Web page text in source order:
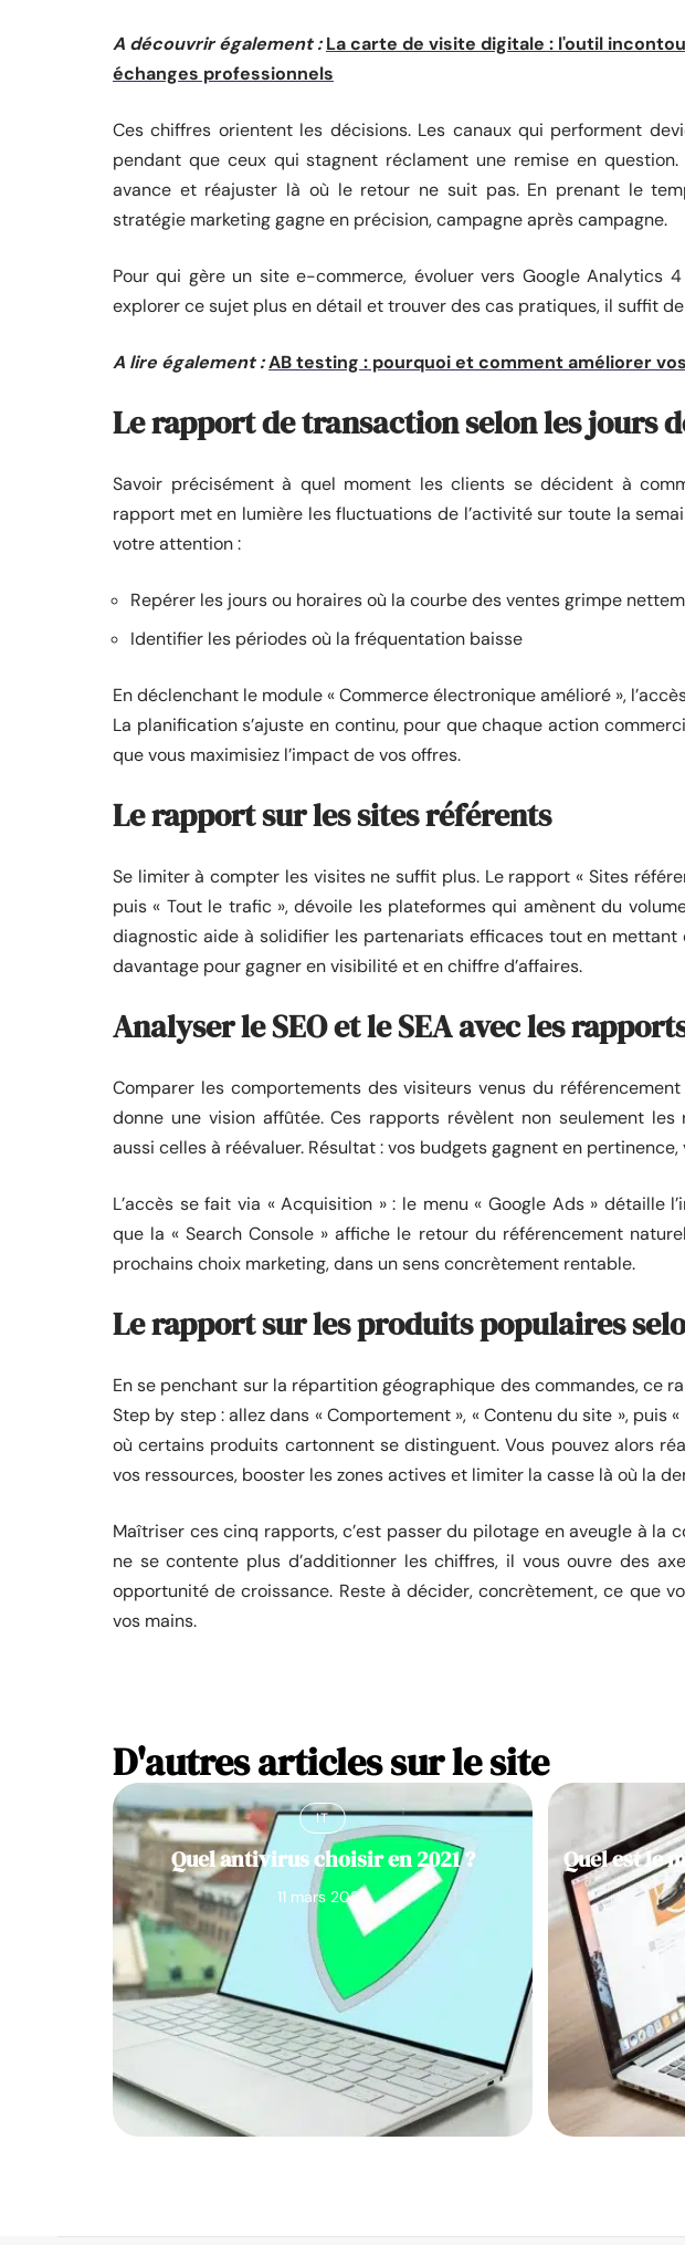
A découvrir également : La carte de visite digitale : l'outil
échanges professionnels
Ces chiffres orientent les décisions. Les canaux qui performent
pendant que ceux qui stagnent réclament une remise en
avance et réajuster là où le retour ne suit pas. En prenant le
stratégie marketing gagne en précision, campagne après campagne.
Pour qui gère un site e-commerce, évoluer vers Google Analytics 4
explorer ce sujet plus en détail et trouver des cas pratiques, il suffit de
A lire également :AB testing : pourquoi et comment améliorer
Le rapport de transaction selon les jours
Savoir précisément à quel moment les clients se décident à
rapport met en lumière les fluctuations de l’activité sur toute la
votre attention :
Repérer les jours ou horaires où la courbe des ventes grimpe
Identifier les périodes où la fréquentation baisse
En déclenchant le module « Commerce électronique amélioré »,
La planification s’ajuste en continu, pour que chaque action
que vous maximisiez l’impact de vos offres.
Le rapport sur les sites référents
Se limiter à compter les visites ne suffit plus. Le rapport « Sites
puis « Tout le trafic », dévoile les plateformes qui amènent du
diagnostic aide à solidifier les partenariats efficaces tout en mettant
davantage pour gagner en visibilité et en chiffre d’affaires.
Analyser le SEO et le SEA avec les
Comparer les comportements des visiteurs venus du
donne une vision affûtée. Ces rapports révèlent non seulement
aussi celles à réévaluer. Résultat : vos budgets gagnent en
L’accès se fait via « Acquisition » : le menu « Google Ads » détaille
que la « Search Console » affiche le retour du référencement
prochains choix marketing, dans un sens concrètement rentable.
Le rapport sur les produits populaires
En se penchant sur la répartition géographique des commandes, ce
Step by step : allez dans « Comportement », « Contenu du site », puis
où certains produits cartonnent se distinguent. Vous pouvez alors
vos ressources, booster les zones actives et limiter la casse là où la
Maîtriser ces cinq rapports, c’est passer du pilotage en aveugle à la
ne se contente plus d’additionner les chiffres, il vous ouvre des
opportunité de croissance. Reste à décider, concrètement, ce que
vos mains.
D'autres articles sur le site
IT
Quel antivirus choisir en 2021 ?
11 mars 2026
Quel est le